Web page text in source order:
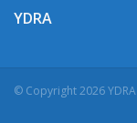
YDRA
© Copyright 2026 YDRA